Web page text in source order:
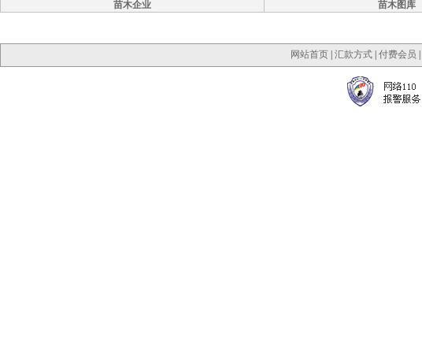
苗木企业 苗木图库
网站首页| 汇款方式| 付费会员